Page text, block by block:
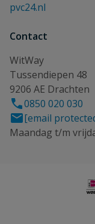
pvc24.nl
Contact
WitWay
Tussendiepen 48
9206 AE Drachten
0850 020 030
[email
Maandag t/m